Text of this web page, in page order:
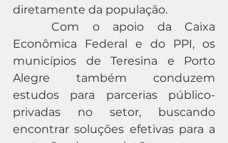
diretamente da população.
	Com o apoio da Caixa
Econômica Federal e do PPI, os
municípios de Teresina e Porto
Alegre também conduzem
estudos para parcerias público-
privadas no setor, buscando
encontrar soluções efetivas para a